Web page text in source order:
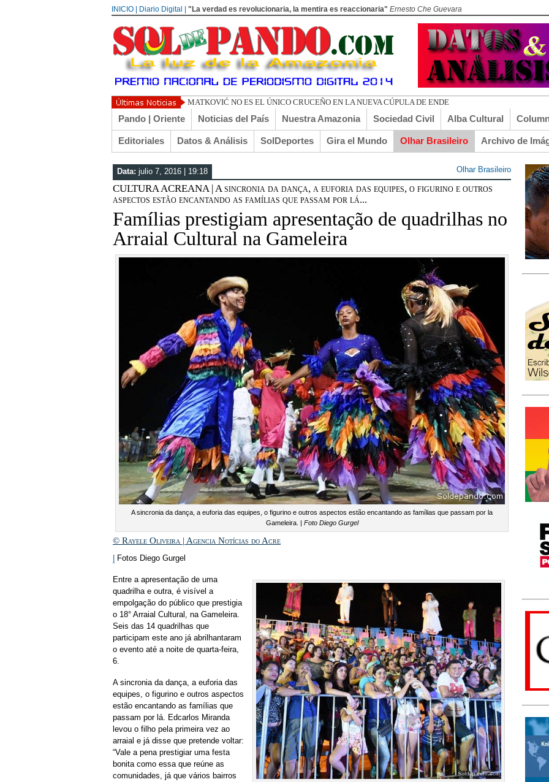
INICIO | Diario Digital | "La verdad es revolucionaria, la mentira es reaccionaria" Ernesto Che Guevara
TOÑO AR
Pando | Oriente Noticias del País Nuestra Amazonia Sociedad Civil Alba Cultural
Editoriales Datos & Análisis SolDeportes Gira el Mundo Olhar Brasileiro Archivo de
Data: julio 7, 2016 | 19:18 Olhar Brasileiro
CULTURA ACREANA | A sincronia da dança, a euforia das equipes, o figurino e outros
aspectos estão encantando as famílias que passam por lá...
Famílias prestigiam apresentação de quadrilhas no
Arraial Cultural na Gameleira
A sincronia da dança, a euforia das equipes, o figurino e outros aspectos estão encantando as famílias que passam por la
Gameleira. | Foto Diego Gurgel
© Rayele Oliveira | Agencia Notícias do Acre
Fotos Diego Gurgel
Entre a apresentação de uma
quadrilha e outra, é visível a
empolgação do público que prestigia
o 18° Arraial Cultural, na Gameleira.
Seis das 14 quadrilhas que
participam este ano já abrilhantaram
o evento até a noite de quarta-feira,
6.
A sincronia da dança, a euforia das
equipes, o figurino e outros aspectos
estão encantando as famílias que
passam por lá. Edcarlos Miranda
levou o filho pela primeira vez ao
arraial e já disse que pretende voltar:
“Vale a pena prestigiar uma festa
bonita como essa que reúne as
comunidades, já que vários bairros